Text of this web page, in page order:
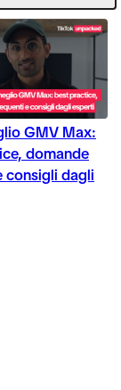
GMV Max:
domande
consigli dagli